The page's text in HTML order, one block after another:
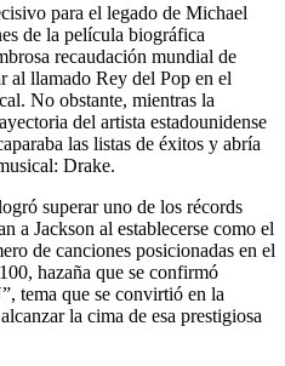
para el legado de Michael
de la película biográfica
recaudación mundial de
al llamado Rey del Pop en el
No obstante, mientras la
del artista estadounidense
las listas de éxitos y abría
Drake.
superar uno de los récords
a Jackson al establecerse como el
de canciones posicionadas en el
hazaña que se confirmó
tema que se convirtió en la
la cima de esa prestigiosa